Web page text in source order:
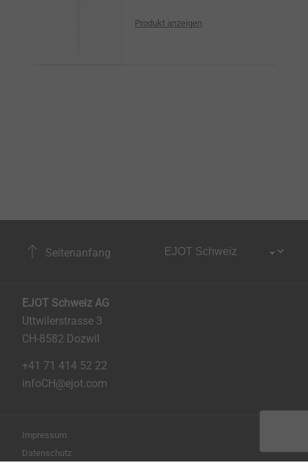
Produkt anzeigen
Seitenanfang
EJOT Schweiz AG
Uttwilerstrasse 3
CH-8582 Dozwil
+41 71 414 52 22
infoCH@ejot.com
Impressum
Datenschutz